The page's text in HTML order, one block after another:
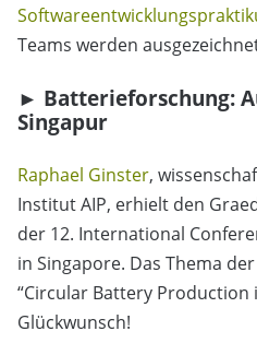
Teams werden
► Batterieforschung:
Singapur
Raphael Ginster,
Institut AIP, erhielt den
der 12. International
in Singapore. Das Thema
“Circular Battery Production
Glückwunsch!